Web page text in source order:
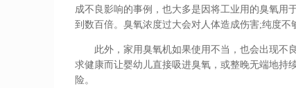
成不良影响的事例，也大多是因将工业用的臭氧用
到数百倍。臭氧浓度过大会对人体造成伤害;纯度不
此外，家用臭氧机如果使用不当，也会出现不
求健康而让婴幼儿直接吸进臭氧，或整晚无端地持
险。